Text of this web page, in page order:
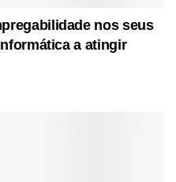
nos seus
a atingir